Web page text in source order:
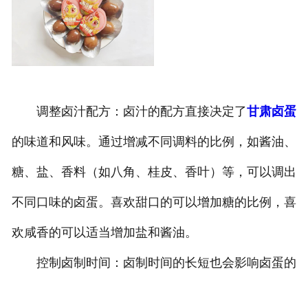
调整卤汁配方：卤汁的配方直接决定了甘肃卤蛋
的味道和风味。通过增减不同调料的比例，如酱油、
糖、盐、香料（如八角、桂皮、香叶）等，可以调出
不同口味的卤蛋。喜欢甜口的可以增加糖的比例，喜
欢咸香的可以适当增加盐和酱油。
控制卤制时间：卤制时间的长短也会影响卤蛋的